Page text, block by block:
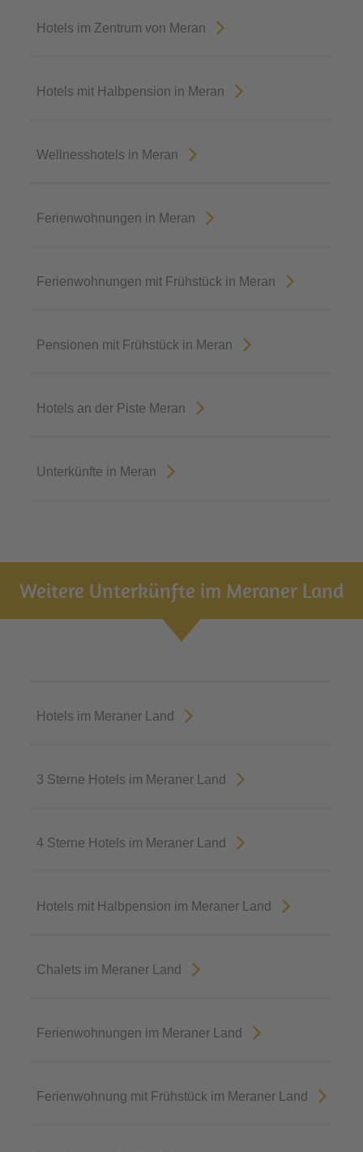
Hotels im Zentrum von Meran
Hotels mit Halbpension in Meran
Wellnesshotels in Meran
Ferienwohnungen in Meran
Ferienwohnungen mit Frühstück in Meran
Pensionen mit Frühstück in Meran
Hotels an der Piste Meran
Unterkünfte in Meran
Weitere Unterkünfte im Meraner Land
Hotels im Meraner Land
3 Sterne Hotels im Meraner Land
4 Sterne Hotels im Meraner Land
Hotels mit Halbpension im Meraner Land
Chalets im Meraner Land
Ferienwohnungen im Meraner Land
Ferienwohnung mit Frühstück im Meraner Land